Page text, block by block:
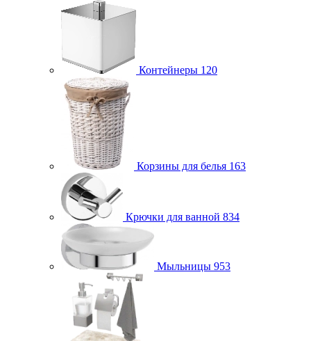
Контейнеры 120
Корзины для белья 163
Крючки для ванной 834
Мыльницы 953